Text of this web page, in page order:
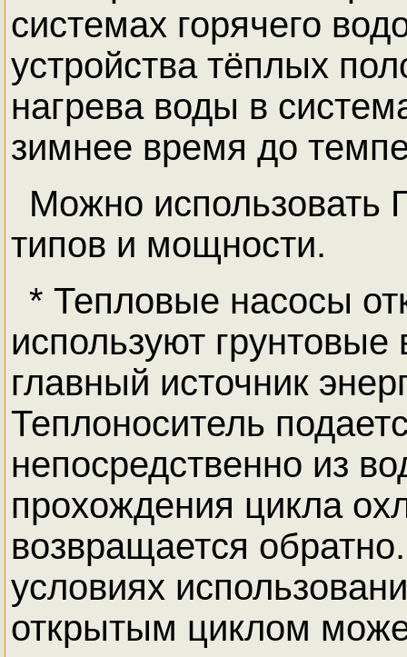
системах горячего
устройства тёплых
нагрева воды в
зимнее время до
Можно использовать
типов и мощности.
* Тепловые насосы
используют грунтовые
главный источник
Теплоноситель
непосредственно из
прохождения цикла
возвращается
условиях
открытым циклом